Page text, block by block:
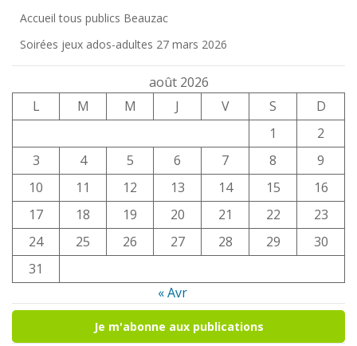
Accueil tous publics Beauzac
Soirées jeux ados-adultes 27 mars 2026
août 2026
L
M M J V S
D
1
2
3
4 5 6 7 8
9
10
11 12 13 14 15
16
17
18 19 20 21 22
23
24
25 26 27 28 29
30
31
« Avr
Je m'abonne aux publications